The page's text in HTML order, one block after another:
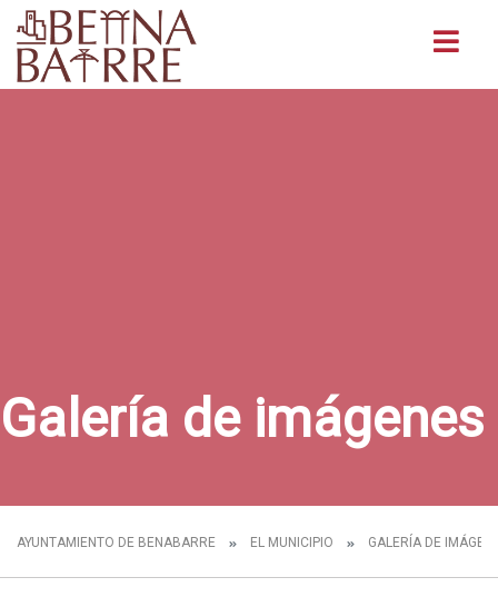
Galería de imágenes
AYUNTAMIENTO DE BENABARRE EL MUNICIPIO GALERÍA DE